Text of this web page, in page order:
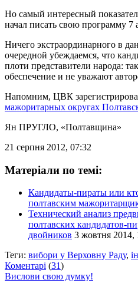
Но самый интересный
начал писать свою программу 7
Ничего экстраординарного в
очередной убеждаемся, что
плоти представители народа:
обеспечение и не уважают
Напомним, ЦВК
мажоритарных округах
Ян ПРУГЛО, «Полтавщина»
21 серпня 2012, 07:32
Матеріали по темі:
Кандидаты-пираты или
полтавским
Технический анализ
полтавских кандидатов-
двойников 3 жовтня 2014,
Теги: вибори у Верховну Раду,
Коментарі (31)
Вислови свою думку!